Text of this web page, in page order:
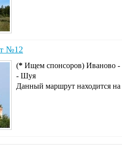
№12
(* Ищем спонсоров) Иваново
- Шуя
Данный маршрут находится